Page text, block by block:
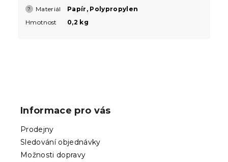
? Materiál
Papír, Polypropylen
Hmotnost
0,2 kg
Informace pro vás
Prodejny
Sledování objednávky
Možnosti dopravy